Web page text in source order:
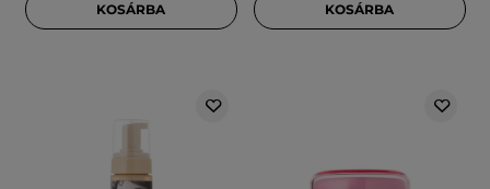
KOSÁRBA KOSÁRBA